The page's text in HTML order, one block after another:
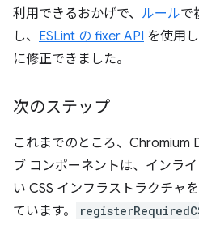
利用できるおかげで、 ルールで
し、 ESLint の fixer API を使用
に修正できました。
次のステップ
これまでのところ、Chromium
ブ コンポーネントは、インラ
い CSS インフラストラクチャ
ています。